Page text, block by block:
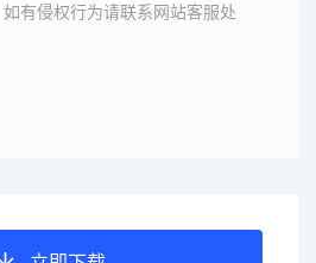
有侵权行为请联系网站客服处